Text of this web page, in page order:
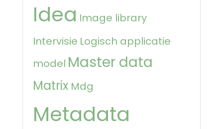
Idea Image library
Intervisie Logisch applicatie
model Master data
Matrix Mdg
Metadata